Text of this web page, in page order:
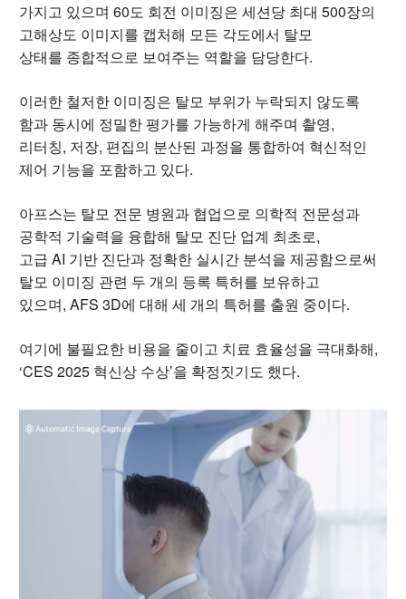
가지고 있으며 60도 회전 이미징은 세션당 최대 500장의
고해상도 이미지를 캡처해 모든 각도에서 탈모
상태를 종합적으로 보여주는 역할을 담당한다.
이러한 철저한 이미징은 탈모 부위가 누락되지 않도록
함과 동시에 정밀한 평가를 가능하게 해주며 촬영,
리터칭, 저장, 편집의 분산된 과정을 통합하여 혁신적인
제어 기능을 포함하고 있다.
아프스는 탈모 전문 병원과 협업으로 의학적 전문성과
공학적 기술력을 융합해 탈모 진단 업계 최초로,
고급 AI 기반 진단과 정확한 실시간 분석을 제공함으로써
탈모 이미징 관련 두 개의 등록 특허를 보유하고
있으며, AFS 3D에 대해 세 개의 특허를 출원 중이다.
여기에 불필요한 비용을 줄이고 치료 효율성을 극대화해,
‘CES 2025 혁신상 수상’을 확정짓기도 했다.